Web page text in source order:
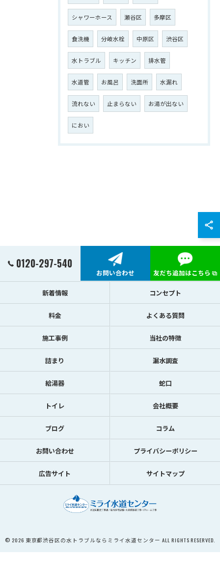
シャワーホース 瀬谷区 多摩区
食洗機 分岐水栓 中原区 渋谷区
水トラブル キッチン 排水管
水道管 お風呂 洗面所 水漏れ
流れない 止まらない お湯が出ない
におい
0120-297-540
お問い合わせ 友だち追加はこちら
新着情報 コンセプト
料金 よくある質問
施工事例 当社の特徴
詰まり 漏水調査
給湯器 蛇口
トイレ 会社概要
ブログ コラム
お問い合わせ プライバシーポリシー
広告サイト サイトマップ
© 2026 東京都渋谷区の水トラブルならミライ水道センター ALL RIGHTS RESERVED.